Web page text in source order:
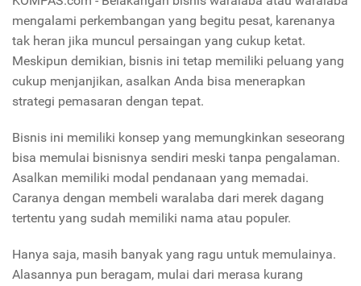
mengalami perkembangan yang begitu pesat, karenanya
tak heran jika muncul persaingan yang cukup ketat.
Meskipun demikian, bisnis ini tetap memiliki peluang yang
cukup menjanjikan, asalkan Anda bisa menerapkan
strategi pemasaran dengan tepat.
Bisnis ini memiliki konsep yang memungkinkan seseorang
bisa memulai bisnisnya sendiri meski tanpa pengalaman.
Asalkan memiliki modal pendanaan yang memadai.
Caranya dengan membeli waralaba dari merek dagang
tertentu yang sudah memiliki nama atau populer.
Hanya saja, masih banyak yang ragu untuk memulainya.
Alasannya pun beragam, mulai dari merasa kurang